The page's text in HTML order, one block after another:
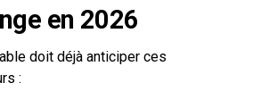
en 2026
doit déjà anticiper ces
: